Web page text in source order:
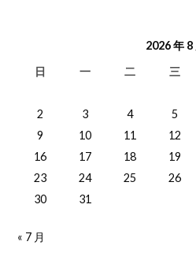
2026 年 8
日 一 二 三
2
3 4 5
9
10 11 12
16
17 18 19
23
24 25 26
30
31
« 7 月